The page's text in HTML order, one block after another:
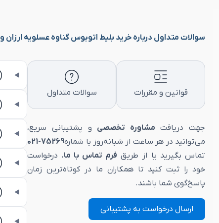
سوالات متداول درباره خرید بلیط اتوبوس گناوه عسلویه ارزان و vip
قوانین و مقررات سوالات متداول
جهت دریافت مشاوره تخصصی و پشتیبانی سریع،
می‌توانید در هر ساعت از شبانه‌روز با شماره75269-021
تماس بگیرید یا از طریق فرم تماس با ما، درخواست
خود را ثبت کنید تا همکاران ما در کوتاه‌ترین زمان
پاسخ‌گوی شما باشند.
ارسال درخواست به پشتیبانی